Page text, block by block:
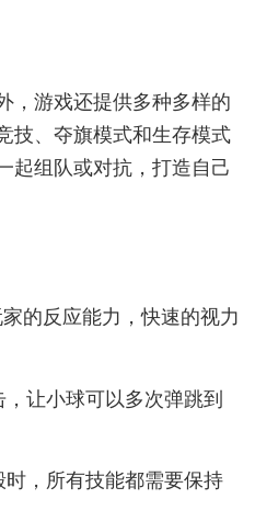
，游戏还提供多种多样的
技、夺旗模式和生存模式
起组队或对抗，打造自己
的反应能力，快速的视力
让小球可以多次弹跳到
，所有技能都需要保持